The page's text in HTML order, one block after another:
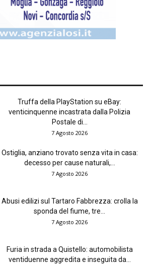
Truffa della PlayStation su eBay:
venticinquenne incastrata dalla Polizia
Postale di...
7 Agosto 2026
Ostiglia, anziano trovato senza vita in casa:
decesso per cause naturali,...
7 Agosto 2026
Abusi edilizi sul Tartaro Fabbrezza: crolla la
sponda del fiume, tre...
7 Agosto 2026
Furia in strada a Quistello: automobilista
ventiduenne aggredita e inseguita da...